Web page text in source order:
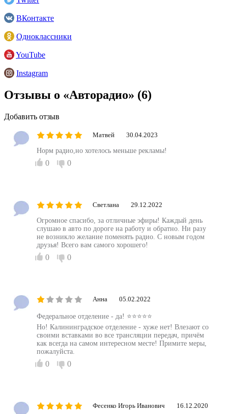
ВКонтакте
Одноклассники
YouTube
Instagram
Отзывы о «Авторадио» (6)
Добавить отзыв
Матвей 30.04.2023
Норм радио,но хотелось меньше рекламы!
0 0
Светлана 29.12.2022
Огромное спасибо, за отличные эфиры! Каждый день
слушаю в авто по дороге на работу и обратно. Ни разу
не возникло желание поменять радио. С новым годом
друзья! Всего вам самого хорошего!
0 0
Анна 05.02.2022
Федеральное отделение - да! ⭐️⭐️⭐️⭐️⭐️
Но! Калининградское отделение - хуже нет! Влезают со
своими вставками во все трансляции передач, причём
как всегда на самом интересном месте! Примите меры,
пожалуйста.
0 0
Фесенко Игорь Иванович 16.12.2020